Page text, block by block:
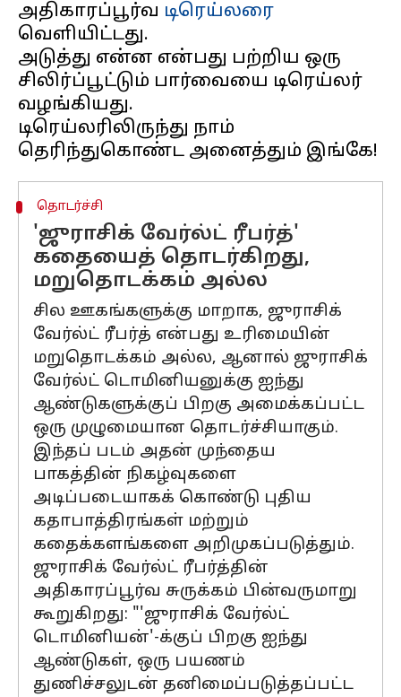
அதிகாரப்பூர்வ டிரெய்லரை
வெளியிட்டது.
அடுத்து என்ன என்பது பற்றிய ஒரு
சிலிர்ப்பூட்டும் பார்வையை டிரெய்லர்
வழங்கியது.
டிரெய்லரிலிருந்து நாம்
தொடர்ச்சி
'ஜுராசிக் வேர்ல்ட் ரீபர்த்'
கதையைத் தொடர்கிறது,
மறுதொடக்கம் அல்ல
சில ஊகங்களுக்கு மாறாக, ஜுராசிக்
வேர்ல்ட் ரீபர்த் என்பது உரிமையின்
மறுதொடக்கம் அல்ல, ஆனால் ஜுராசிக்
வேர்ல்ட் டொமினியனுக்கு ஐந்து
ஆண்டுகளுக்குப் பிறகு அமைக்கப்பட்ட
ஒரு முழுமையான தொடர்ச்சியாகும்.
இந்தப் படம் அதன் முந்தைய
பாகத்தின் நிகழ்வுகளை
அடிப்படையாகக் கொண்டு புதிய
கதாபாத்திரங்கள் மற்றும்
கதைக்களங்களை அறிமுகப்படுத்தும்.
ஜுராசிக் வேர்ல்ட் ரீபர்த்தின்
அதிகாரப்பூர்வ சுருக்கம் பின்வருமாறு
கூறுகிறது: "'ஜுராசிக் வேர்ல்ட்
டொமினியன்'-க்குப் பிறகு ஐந்து
ஆண்டுகள், ஒரு பயணம்
துணிச்சலுடன் தனிமைப்படுத்தப்பட்ட